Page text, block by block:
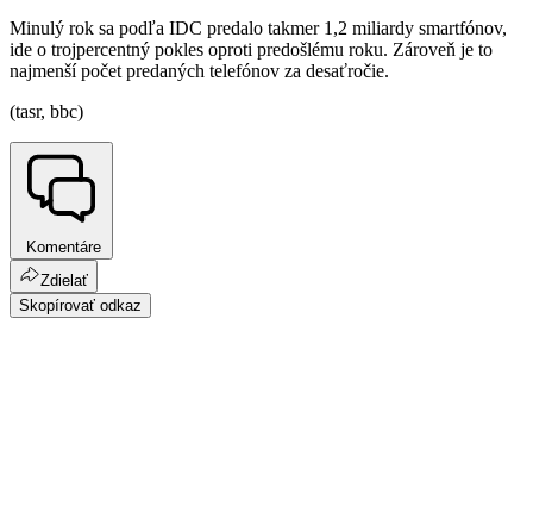
Minulý rok sa podľa IDC predalo takmer 1,2 miliardy smartfónov,
ide o trojpercentný pokles oproti predošlému roku. Zároveň je to
najmenší počet predaných telefónov za desaťročie.
(tasr, bbc)
Komentáre
Zdielať
Skopírovať odkaz